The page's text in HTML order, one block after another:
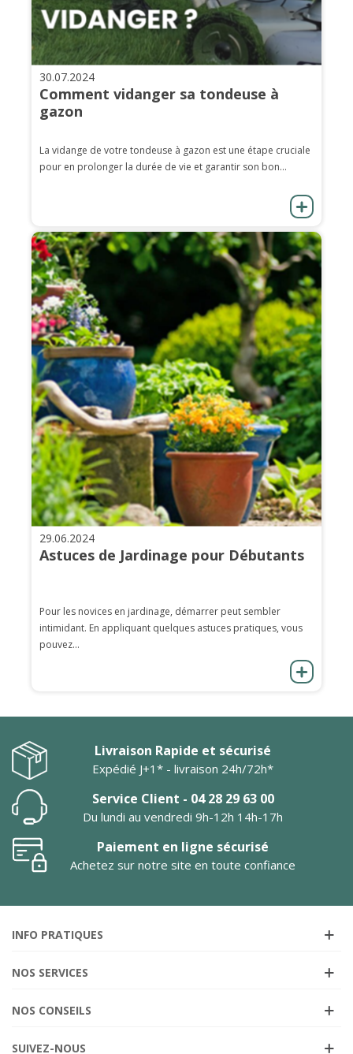
30.07.2024
Comment vidanger sa tondeuse à
gazon
La vidange de votre tondeuse à gazon est une étape cruciale
pour en prolonger la durée de vie et garantir son bon...
29.06.2024
Astuces de Jardinage pour Débutants
Pour les novices en jardinage, démarrer peut sembler
intimidant. En appliquant quelques astuces pratiques, vous
pouvez...
Livraison Rapide et sécurisé
Expédié J+1* - livraison 24h/72h*
Service Client - 04 28 29 63 00
Du lundi au vendredi 9h-12h 14h-17h
Paiement en ligne sécurisé
Achetez sur notre site en toute confiance
INFO PRATIQUES
NOS SERVICES
NOS CONSEILS
SUIVEZ-NOUS